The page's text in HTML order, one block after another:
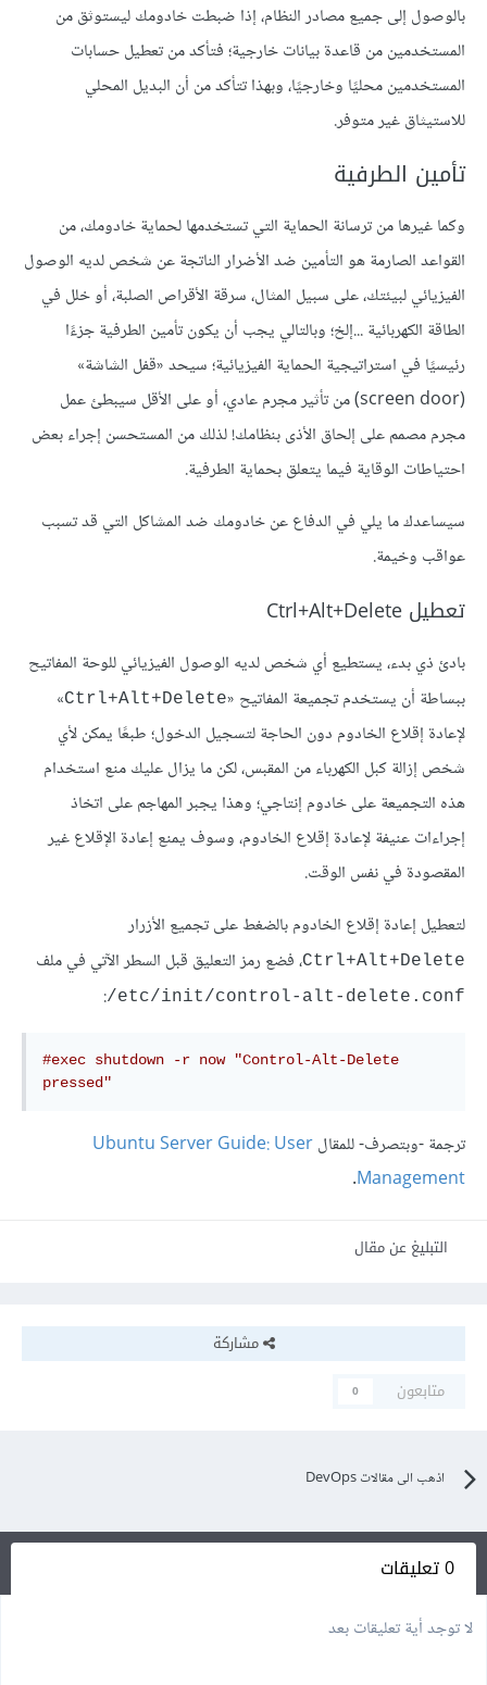
بالوصول إلى جميع مصادر النظام، إذا ضبطت خادومك ليستوثق من
المستخدمين من قاعدة بيانات خارجية؛ فتأكد من تعطيل حسابات
المستخدمين محليًا وخارجيًا، وبهذا تتأكد من أن البديل المحلي
للاستيثاق غير متوفر.
تأمين الطرفية
وكما غيرها من ترسانة الحماية التي تستخدمها لحماية خادومك، من
القواعد الصارمة هو التأمين ضد الأضرار الناتجة عن شخص لديه الوصول
الفيزيائي لبيئتك، على سبيل المثال، سرقة الأقراص الصلبة، أو خلل في
الطاقة الكهربائية ...إلخ؛ وبالتالي يجب أن يكون تأمين الطرفية جزءًا
رئيسيًا في استراتيجية الحماية الفيزيائية؛ سيحد «قفل الشاشة»
(screen door) من تأثير مجرم عادي، أو على الأقل سيبطئ عمل
مجرم مصمم على إلحاق الأذى بنظامك! لذلك من المستحسن إجراء بعض
احتياطات الوقاية فيما يتعلق بحماية الطرفية.
سيساعدك ما يلي في الدفاع عن خادومك ضد المشاكل التي قد تسبب
عواقب وخيمة.
تعطيل Ctrl+Alt+Delete
بادئ ذي بدء، يستطيع أي شخص لديه الوصول الفيزيائي للوحة المفاتيح
ببساطة أن يستخدم تجميعة المفاتيح «Ctrl+Alt+Delete
»
لإعادة إقلاع الخادوم دون الحاجة لتسجيل الدخول؛ طبعًا يمكن لأي
شخص إزالة كبل الكهرباء من المقبس، لكن ما يزال عليك منع استخدام
هذه التجميعة على خادوم إنتاجي؛ وهذا يجبر المهاجم على اتخاذ
إجراءات عنيفة لإعادة إقلاع الخادوم، وسوف يمنع إعادة الإقلاع غير
المقصودة في نفس الوقت.
لتعطيل إعادة إقلاع الخادوم بالضغط على تجميع الأزرار
Ctrl+Alt+Delete، فضع رمز التعليق قبل السطر الآتي في ملف
/etc/init/control-alt-delete.conf
:
#exec shutdown -r now "Control-Alt-Delete
pressed"
ترجمة -وبتصرف- للمقالUbuntu Server Guide: User
Management
.
التبليغ عن مقال
مشاركة
متابعون
0
اذهب الى مقالات DevOps
0 تعليقات
لا توجد أية تعليقات بعد